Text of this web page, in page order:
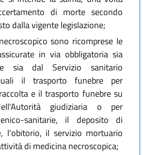
di morte secondo
dalla vigente legislazione;
sono ricomprese le
in via obbligatoria sia
sia dal Servizio sanitario
il trasporto funebre per
e il trasporto funebre su
giudiziaria o per
sanitarie, il deposito di
l'obitorio, il servizio mortuario
di medicina necroscopica;